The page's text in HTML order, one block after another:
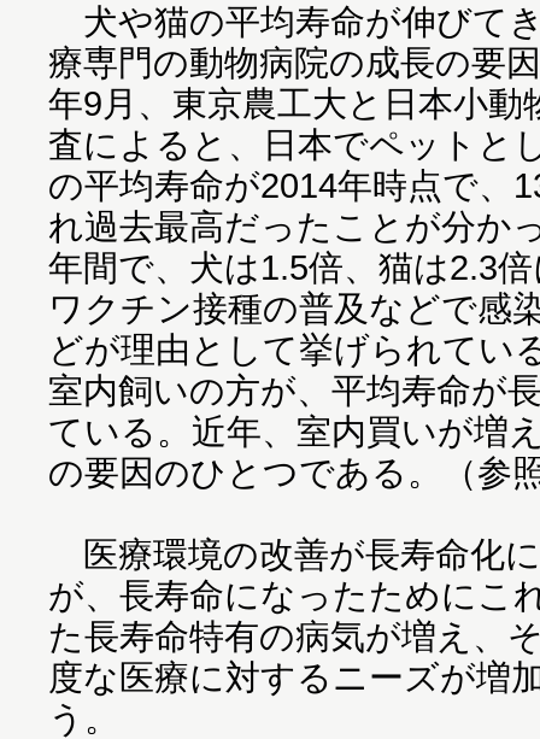
犬や猫の平均寿命が伸びて
療専門の動物病院の成長の要
年9月、東京農工大と日本小動
査によると、日本でペットと
の平均寿命が2014年時点で、
れ過去最高だったことが分か
年間で、犬は1.5倍、猫は2.3
ワクチン接種の普及などで感
どが理由として挙げられてい
室内飼いの方が、平均寿命が
ている。近年、室内買いが増
の要因のひとつである。（参
医療環境の改善が長寿命化
が、長寿命になったためにこ
た長寿命特有の病気が増え、
度な医療に対するニーズが増
う。